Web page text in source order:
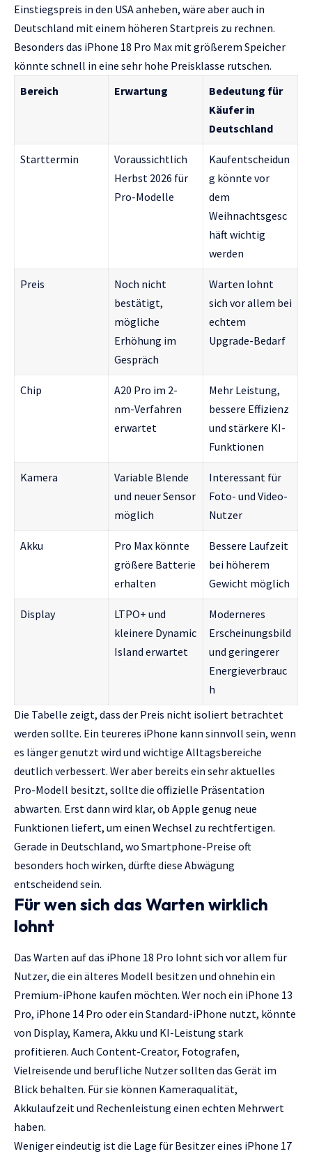
Einstiegspreis in den USA anheben, wäre aber auch in
Deutschland mit einem höheren Startpreis zu rechnen.
Besonders das iPhone 18 Pro Max mit größerem Speicher
könnte schnell in eine sehr hohe Preisklasse rutschen.
Bereich
Erwartung
Bedeutung für
Käufer in
Deutschland
Starttermin
Voraussichtlich
Herbst 2026 für
Pro-Modelle
Kaufentscheidun
g könnte vor
dem
Weihnachtsgesc
häft wichtig
werden
Preis
Noch nicht
bestätigt,
mögliche
Erhöhung im
Gespräch
Warten lohnt
sich vor allem bei
echtem
Upgrade-Bedarf
Chip
A20 Pro im 2-
nm-Verfahren
erwartet
Mehr Leistung,
bessere Effizienz
und stärkere KI-
Funktionen
Kamera
Variable Blende
und neuer Sensor
möglich
Interessant für
Foto- und Video-
Nutzer
Akku
Pro Max könnte
größere Batterie
erhalten
Bessere Laufzeit
bei höherem
Gewicht möglich
Display
LTPO+ und
kleinere Dynamic
Island erwartet
Moderneres
Erscheinungsbild
und geringerer
Energieverbrauc
h
Die Tabelle zeigt, dass der Preis nicht isoliert betrachtet
werden sollte. Ein teureres iPhone kann sinnvoll sein, wenn
es länger genutzt wird und wichtige Alltagsbereiche
deutlich verbessert. Wer aber bereits ein sehr aktuelles
Pro-Modell besitzt, sollte die offizielle Präsentation
abwarten. Erst dann wird klar, ob Apple genug neue
Funktionen liefert, um einen Wechsel zu rechtfertigen.
Gerade in Deutschland, wo Smartphone-Preise oft
besonders hoch wirken, dürfte diese Abwägung
entscheidend sein.
Für wen sich das Warten wirklich
lohnt
Das Warten auf das iPhone 18 Pro lohnt sich vor allem für
Nutzer, die ein älteres Modell besitzen und ohnehin ein
Premium-iPhone kaufen möchten. Wer noch ein iPhone 13
Pro, iPhone 14 Pro oder ein Standard-iPhone nutzt, könnte
von Display, Kamera, Akku und KI-Leistung stark
profitieren. Auch Content-Creator, Fotografen,
Vielreisende und berufliche Nutzer sollten das Gerät im
Blick behalten. Für sie können Kameraqualität,
Akkulaufzeit und Rechenleistung einen echten Mehrwert
haben.
Weniger eindeutig ist die Lage für Besitzer eines iPhone 17